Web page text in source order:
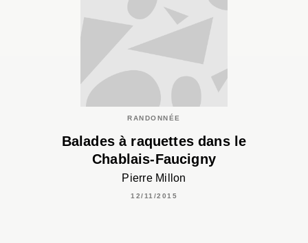
RANDONNÉE
Balades à raquettes dans le
Chablais-Faucigny
Pierre Millon
12/11/2015